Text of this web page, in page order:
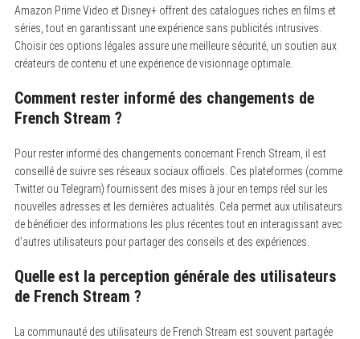
Amazon Prime Video et Disney+ offrent des catalogues riches en films et
séries, tout en garantissant une expérience sans publicités intrusives.
Choisir ces options légales assure une meilleure sécurité, un soutien aux
créateurs de contenu et une expérience de visionnage optimale.
Comment rester informé des changements de
French Stream ?
Pour rester informé des changements concernant French Stream, il est
conseillé de suivre ses réseaux sociaux officiels. Ces plateformes (comme
Twitter ou Telegram) fournissent des mises à jour en temps réel sur les
nouvelles adresses et les dernières actualités. Cela permet aux utilisateurs
de bénéficier des informations les plus récentes tout en interagissant avec
d’autres utilisateurs pour partager des conseils et des expériences.
Quelle est la perception générale des utilisateurs
de French Stream ?
La communauté des utilisateurs de French Stream est souvent partagée